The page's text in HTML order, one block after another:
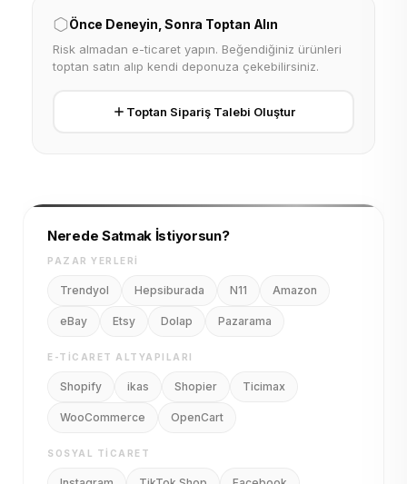
Önce Deneyin, Sonra Toptan Alın
Risk almadan e-ticaret yapın. Beğendiğiniz ürünleri
toptan satın alıp kendi deponuza çekebilirsiniz.
Toptan Sipariş Talebi Oluştur
Nerede Satmak İstiyorsun?
PAZAR YERLERI
Trendyol Hepsiburada N11 Amazon
eBay Etsy Dolap Pazarama
E-TICARET ALTYAPILARI
Shopify ikas Shopier Ticimax
WooCommerce OpenCart
SOSYAL TICARET